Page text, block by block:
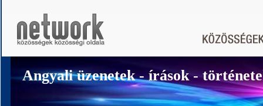
Angyali üzenetek - írások -